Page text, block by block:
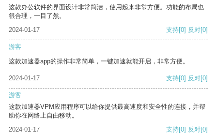
这款办公软件的界面设计非常简洁，使用起来非常方便。功能的布局也
很合理，一目了然。
2024-01-17
支持[0] 反对[0]
游客
这款加速器app的操作非常简单，一键加速就能开启，非常方便。
2024-01-17 支持[0] 反对[0]
游客
这款加速器VPM应用程序可以给你提供最高速度和安全性的连接，并帮
助你在网络上自由移动。
2024-01-17
支持[0] 反对[0]